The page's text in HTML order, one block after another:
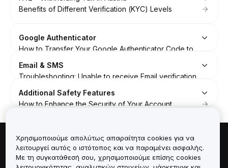
Benefits of Different Verification (KYC) Levels
Google Authenticator
How to Transfer Your Google Authenticator Code to
Your New Phone
How to Recover Your Google Authenticator Code
How to Disable Your Google Authenticator
How to Bind Your Account’s 2FA via Google
Authenticator
Email & SMS
Troubleshooting: Unable to receive Email verification
code
How to Update Your Registered Email Address
Whitelist of Official Email Addresses for Confirmation
Emails
Additional Safety Features
How to Enhance the Security of Your Account
Scams
FAQ — Enhanced Due Diligence (EDD) Verification
How to Complete Enhanced Due Diligence (EDD)
Πληροφορίες για
Χρησιμοποιούμε απολύτως απαραίτητα cookies για να
λειτουργεί αυτός ο ιστότοπος και να παραμένει ασφαλής.
Με τη συγκατάθεσή σου, χρησιμοποιούμε επίσης cookies